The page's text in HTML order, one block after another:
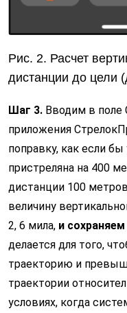
Рис. 2. Расчет
дистанции до цели
Шаг 3. Вводим в
приложения
поправку, как если
пристреляна на 400
дистанции 100
величину
2, 6 мила, и
делается для того,
траекторию и
траектории
условиях, когда